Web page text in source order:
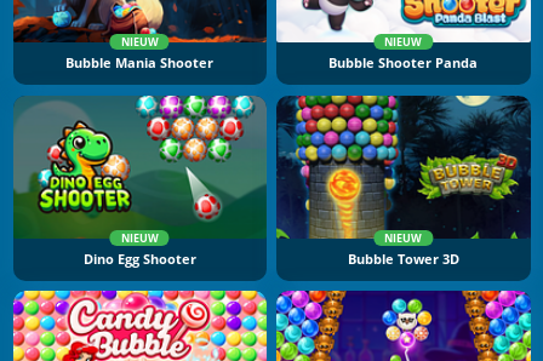
NIEUW
Bubble Mania Shooter
NIEUW
Bubble Shooter Panda
NIEUW
Dino Egg Shooter
NIEUW
Bubble Tower 3D